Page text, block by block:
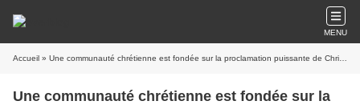
MENU
Accueil » Une communauté chrétienne est fondée sur la proclamation puissante de Christ ressuscité.
Une communauté chrétienne est fondée sur la